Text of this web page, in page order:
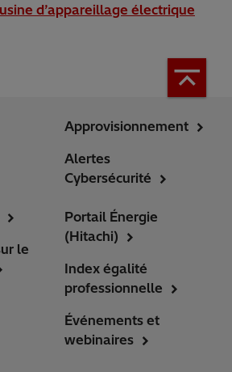
d’appareillage électrique
Approvisionnement
Alertes
Cybersécurité
le
Portail Énergie
(Hitachi)
Index égalité
professionnelle
Événements et
webinaires